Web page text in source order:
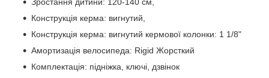
Конструкція керма: вигнутий,
Конструкція керма: вигнутий кермової колонки: 1 1/8"
Амортизація велосипеда: Rigid Жорсткий
Комплектація: підніжка, ключі, дзвінок